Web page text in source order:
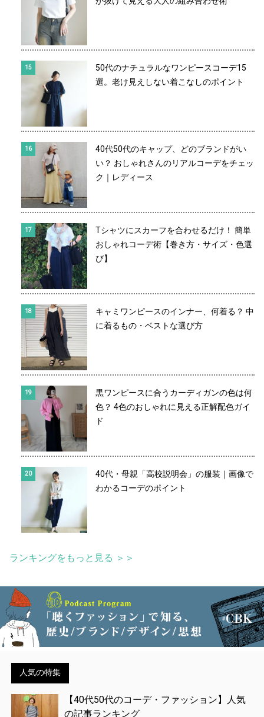
50代のナチュラルなワンピースコーデ15
選。老け見えしない着こなしのポイント
40代50代のキャップ、どのブランドがい
い？ おしゃれさんのリアルコーデをチェッ
ク｜レディース
Tシャツにスカーフを合わせるだけ！ 簡単
おしゃれコーデ術【巻き方・サイズ・色選
び】
キャミワンピースのインナー、何着る？ 中
に着るもの・ベストな選び方
黒ワンピースに合うカーディガンの色は何
色？ 4色のおしゃれに見える正解配色ガイ
ド
40代・母親「高校説明会」の服装｜画像で
わかるコーデのポイント
ランキングをもっと見る ＞＞
人気の特集
【40代50代のコーデ・ファッション】人気
の記事ランキング